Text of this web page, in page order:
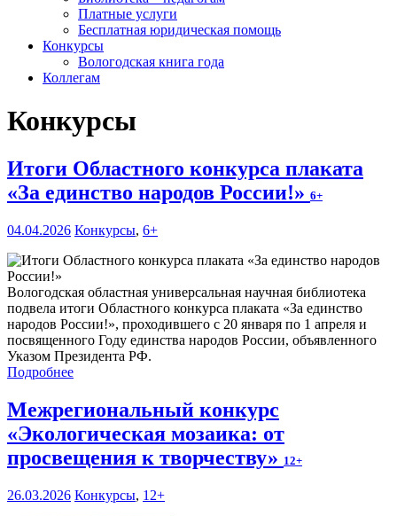
Платные услуги
Бесплатная юридическая помощь
Конкурсы
Вологодская книга года
Коллегам
Конкурсы
Итоги Областного конкурса плаката
«За единство народов России!» 6+
04.04.2026 Конкурсы, 6+
Вологодская областная универсальная научная библиотека
подвела итоги Областного конкурса плаката «За единство
народов России!», проходившего с 20 января по 1 апреля и
посвященного Году единства народов России, объявленного
Указом Президента РФ.
Подробнее
Межрегиональный конкурс
«Экологическая мозаика: от
просвещения к творчеству» 12+
26.03.2026 Конкурсы, 12+